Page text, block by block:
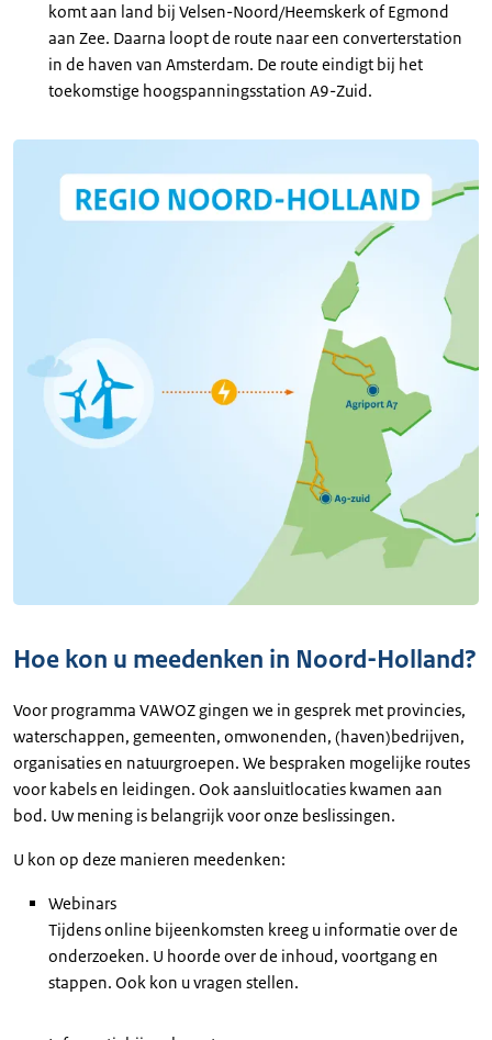
komt aan land bij Velsen-Noord/Heemskerk of Egmond
aan Zee. Daarna loopt de route naar een converterstation
in de haven van Amsterdam. De route eindigt bij het
toekomstige hoogspanningsstation A9-Zuid.
Hoe kon u meedenken in Noord-Holland?
Voor programma VAWOZ gingen we in gesprek met provincies,
waterschappen, gemeenten, omwonenden, (haven)bedrijven,
organisaties en natuurgroepen. We bespraken mogelijke routes
voor kabels en leidingen. Ook aansluitlocaties kwamen aan
bod. Uw mening is belangrijk voor onze beslissingen.
U kon op deze manieren meedenken:
Webinars
Tijdens online bijeenkomsten kreeg u informatie over de
onderzoeken. U hoorde over de inhoud, voortgang en
stappen. Ook kon u vragen stellen.